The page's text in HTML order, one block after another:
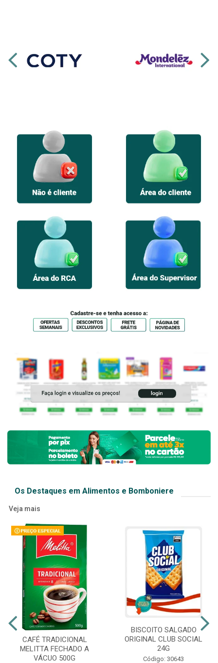
Os Destaques em Alimentos e Bomboniere
Veja mais
CAFÉ TRADICIONAL
MELITTA FECHADO A
VÁCUO 500G
BISCOITO SALGADO
ORIGINAL CLUB SOCIAL
24G
Código: 30643